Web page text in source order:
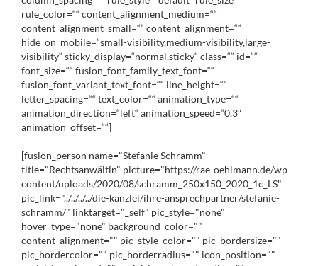
rule_color=““ content_alignment_medium=““
content_alignment_small=““ content_alignment=““
hide_on_mobile=“small-visibility,medium-visibility,large-
visibility“ sticky_display=“normal,sticky“ class=““ id=““
font_size=““ fusion_font_family_text_font=““
fusion_font_variant_text_font=““ line_height=““
letter_spacing=““ text_color=““ animation_type=““
animation_direction=“left“ animation_speed=“0.3″
animation_offset=““]
[fusion_person name="Stefanie Schramm"
title="Rechtsanwältin" picture="https://rae-oehlmann.de/wp-
content/uploads/2020/08/schramm_250x150_2020_1c_LS"
pic_link="../../../../die-kanzlei/ihre-ansprechpartner/stefanie-
schramm/" linktarget="_self" pic_style="none"
hover_type="none" background_color=""
content_alignment="" pic_style_color="" pic_bordersize=""
pic_bordercolor="" pic_borderradius="" icon_position=""